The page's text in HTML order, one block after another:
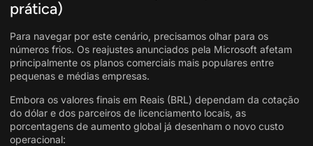
prática)
Para navegar por este cenário, precisamos olhar para os
números frios. Os reajustes anunciados pela Microsoft afetam
principalmente os planos comerciais mais populares entre
pequenas e médias empresas.
Embora os valores finais em Reais (BRL) dependam da cotação
do dólar e dos parceiros de licenciamento locais, as
porcentagens de aumento global já desenham o novo custo
operacional: